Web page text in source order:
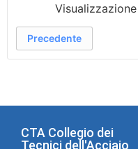
Precedente
CTA Collegio dei
Tecnici dell'Acciaio